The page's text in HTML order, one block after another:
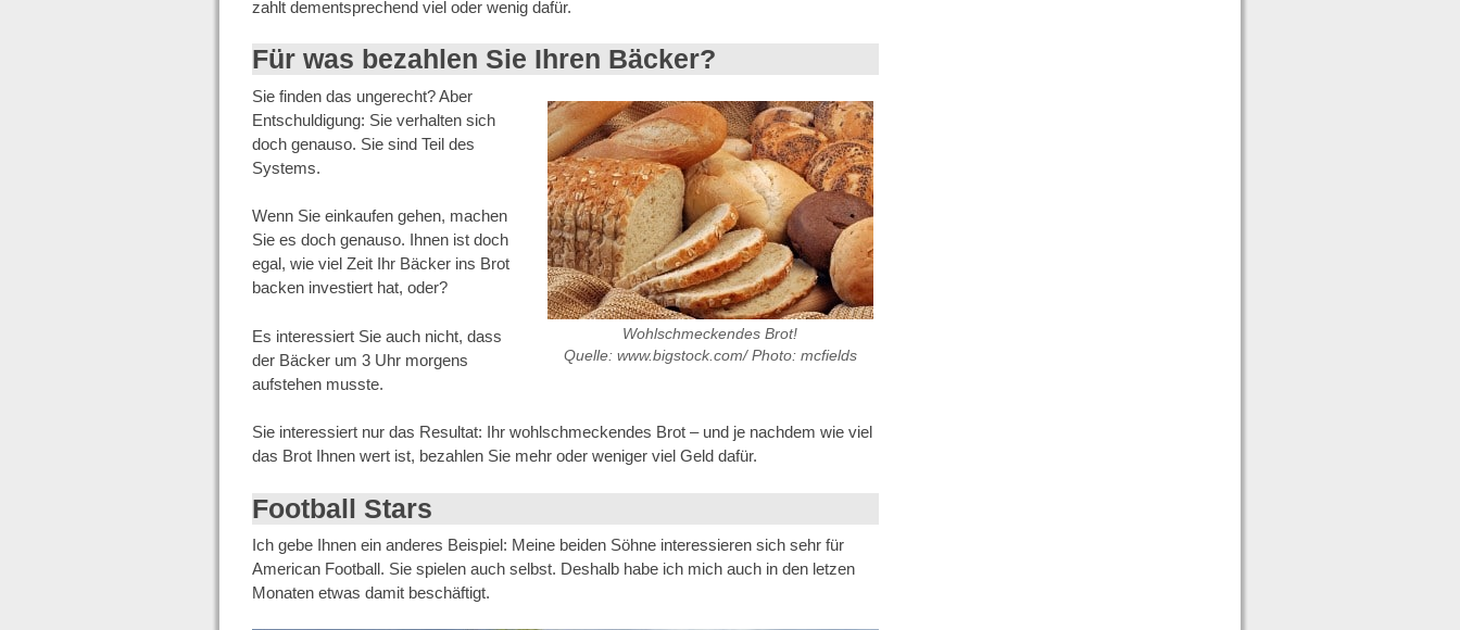
zahlt dementsprechend viel oder wenig dafür.
Für was bezahlen Sie Ihren Bäcker?
Wohlschmeckendes Brot!
Quelle: www.bigstock.com/ Photo: mcfields
Sie finden das ungerecht? Aber
Entschuldigung: Sie verhalten sich
doch genauso. Sie sind Teil des
Systems.
Wenn Sie einkaufen gehen, machen
Sie es doch genauso. Ihnen ist doch
egal, wie viel Zeit Ihr Bäcker ins Brot
backen investiert hat, oder?
Es interessiert Sie auch nicht, dass
der Bäcker um 3 Uhr morgens
aufstehen musste.
Sie interessiert nur das Resultat: Ihr wohlschmeckendes Brot – und je nachdem wie viel
das Brot Ihnen wert ist, bezahlen Sie mehr oder weniger viel Geld dafür.
Football Stars
Ich gebe Ihnen ein anderes Beispiel: Meine beiden Söhne interessieren sich sehr für
American Football. Sie spielen auch selbst. Deshalb habe ich mich auch in den letzen
Monaten etwas damit beschäftigt.